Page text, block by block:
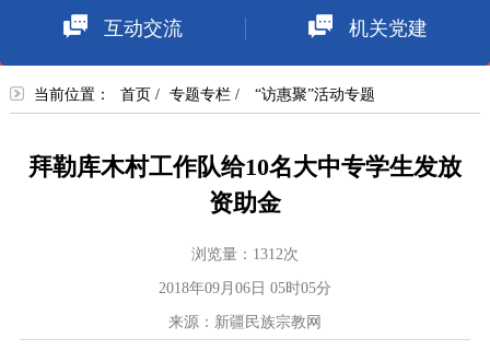
互动交流
机关党建
当前位置： 首页 / 专题专栏/ “访惠聚”活动专题
拜勒库木村工作队给10名大中专学生发放
资助金
浏览量： 1312次
2018年09月06日 05时05分
来源：新疆民族宗教网